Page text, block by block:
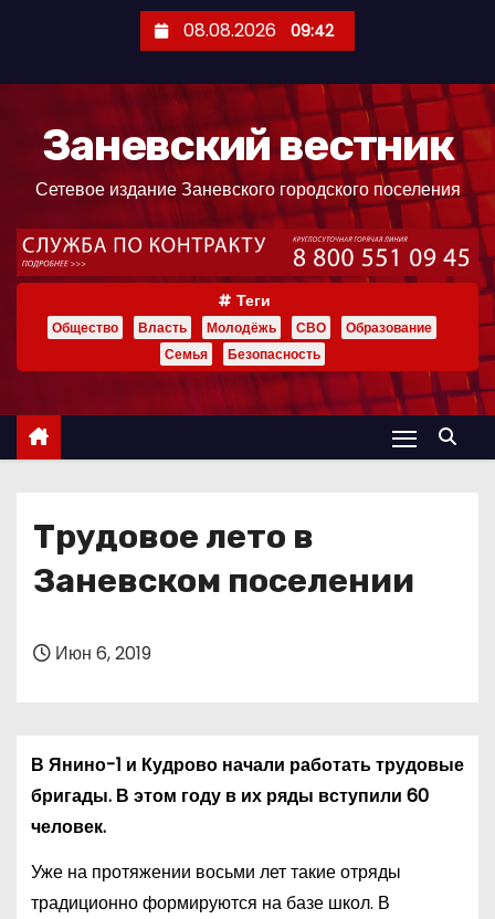
ж
08.08.2026 09:42
Заневский вестник
Сетевое издание Заневского городского поселения
Теги
Общество Власть Молодёжь СВО
Образование
Семья
Безопасность
Трудовое лето в
Заневском поселении
Июн 6, 2019
В Янино-1 и Кудрово начали работать трудовые
бригады. В этом году в их ряды вступили 60
человек.
Уже на протяжении восьми лет такие отряды
традиционно формируются на базе школ. В